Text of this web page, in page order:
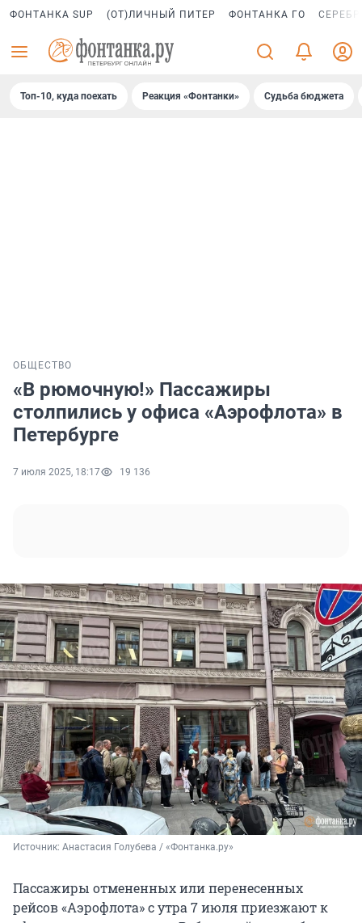
ФОНТАНКА SUP (ОТ)ЛИЧНЫЙ ПИТЕР ФОНТАНКА ГО
Топ-10, куда поехать Реакция «Фонтанки» Судьба бюджета
ОБЩЕСТВО
«В рюмочную!» Пассажиры
столпились у офиса «Аэрофлота» в
Петербурге
7 июля 2025, 18:17 19 136
Источник: Анастасия Голубева / «Фонтанка.ру»
Пассажиры отмененных или перенесенных
рейсов «Аэрофлота» с утра 7 июля приезжают к